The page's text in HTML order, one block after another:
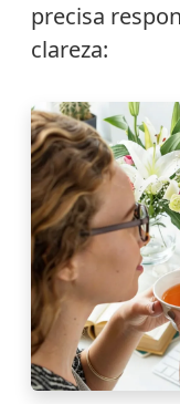
precisa
clareza: